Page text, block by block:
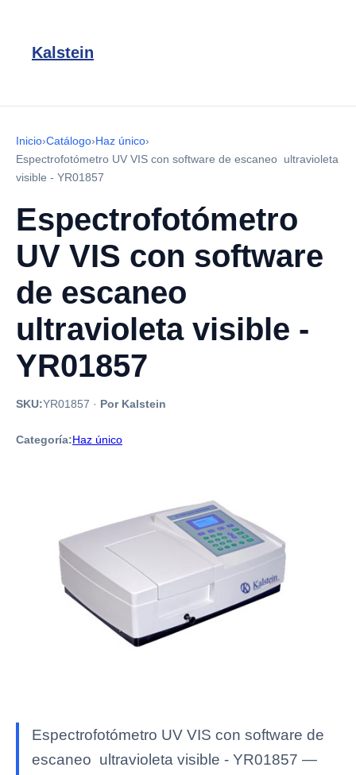
Kalstein
Inicio›Catálogo›Haz único›
Espectrofotómetro UV VIS con software de escaneo ultravioleta
visible - YR01857
Espectrofotómetro
UV VIS con software
de escaneo
ultravioleta visible -
YR01857
SKU:YR01857 · Por Kalstein
Categoría:Haz único
Espectrofotómetro UV VIS con software de
escaneo ultravioleta visible - YR01857 —